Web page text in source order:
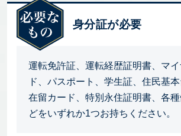
身分証が必要
運転免許証、運転経歴証明書、マ
ド、パスポート、学生証、住民基本
在留カード、特別永住証明書、各
どをいずれか1つお持ちください。